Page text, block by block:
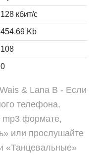
128 кбит/с
454.69 Kb
108
0
& Lana B - Если
телефона,
формате,
или прослушайте
«Танцевальные»